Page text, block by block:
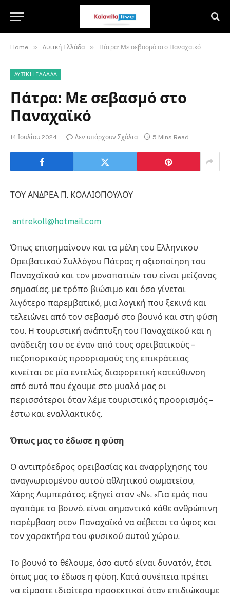
Home » Δυτική Ελλάδα » Πάτρα: Με σεβασμό στο Παναχαϊκό
ΔΥΤΙΚΉ ΕΛΛΆΔΑ
Πάτρα: Με σεβασμό στο
Παναχαϊκό
14 Ιουλίου 2024 Δεν υπάρχουν Σχόλια 5 Mins Read
ΤΟΥ ΑΝΔΡΕΑ Π. ΚΟΛΛΙΟΠΟΥΛΟΥ
antrekoll@hotmail.com
Όπως επισημαίνουν και τα μέλη του Ελληνικου
Ορειβατικού Συλλόγου Πάτρας η αξιοποίηση του
Παναχαϊκού και τον μονοπατιών του είναι μείζονος
σημασίας, με τρόπο βιώσιμο και όσο γίνεται
λιγότερο παρεμβατικό, μια λογική που ξεκινά και
τελειώνει από τον σεβασμό στο βουνό και στη φύση
του. Η τουριστική ανάπτυξη του Παναχαϊκού και η
ανάδειξη του σε έναν από τους ορειβατικούς –
πεζοπορικούς προορισμούς της επικράτειας
κινείται σε μία εντελώς διαφορετική κατεύθυνση
από αυτό που έχουμε στο μυαλό μας οι
περισσότεροι όταν λέμε τουριστικός προορισμός –
έστω και εναλλακτικός.
Όπως μας το έδωσε η φύση
Ο αντιπρόεδρος ορειβασίας και αναρρίχησης του
αναγνωρισμένου αυτού αθλητικού σωματείου,
Χάρης Λυμπεράτος, εξηγεί στον «Ν». «Για εμάς που
αγαπάμε το βουνό, είναι σημαντικό κάθε ανθρώπινη
παρέμβαση στον Παναχαϊκό να σέβεται το ύφος και
τον χαρακτήρα του φυσικού αυτού χώρου.
Το βουνό το θέλουμε, όσο αυτό είναι δυνατόν, έτσι
όπως μας το έδωσε η φύση. Κατά συνέπεια πρέπει
να είμαστε ιδιαίτερα προσεκτικοί όταν επιδιώκουμε